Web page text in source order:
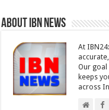
About IBN NEWS
At
Our
keeps
across